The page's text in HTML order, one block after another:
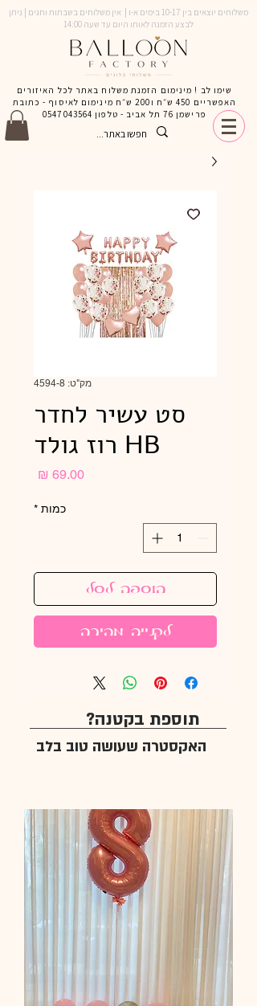
משלוחים יוצאים בין 10-17 בימים א-ו | אין משלוחים בשבתות וחגים | ניתן
לבצע הזמנה לאותו היום עד שעה 14:00
שימו לב ! מינימום הזמנת משלוח באתר לכל האיזורים
האפשריים 450 ש״ח ו200 ש״ח מינימום לאיסוף - כתובת
פרישמן 76 תל אביב - טלפון
0547043564
מק"ט: 4594-8
סט עשיר לחדר
HB רוז גולד
כמות *
הוספה לסל
לקנייה מהירה
תוספת בקטנה?
האקסטרה שעושה טוב בלב